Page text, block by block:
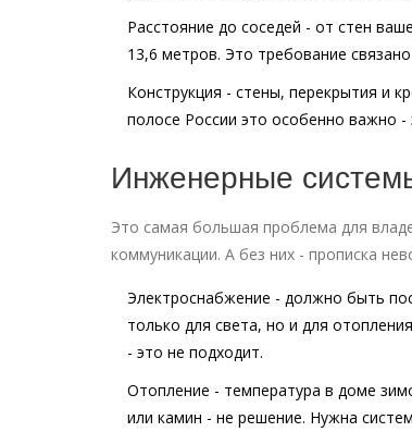
Расстояние до соседей - от стен
13,6 метров. Это требование
Конструкция - стены, перекрытия и
полосе России это особенно важно
Инженерные
Это самая большая проблема для
коммуникации. А без них - прописка
Электроснабжение - должно быть
только для света, но и для
- это не подходит.
Отопление - температура в доме
или камин - не решение. Нужна